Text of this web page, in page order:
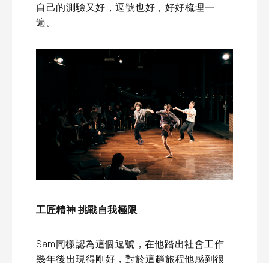
自己的測驗又好，逗號也好，好好梳理一
遍。
工匠精神 挑戰自我極限
Sam同樣認為這個逗號，在他踏出社會工作
幾年後出現得剛好，對於這趟旅程他感到很